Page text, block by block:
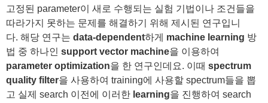
고정된 parameter이 새로 수행되는 실험 기법이나 조건들을
따라가지 못하는 문제를 해결하기 위해 제시된 연구입니
다. 해당 연구는 data-dependent하게 machine learning 방
법 중 하나인 support vector machine을 이용하여
parameter optimization을 한 연구인데요. 이때 spectrum
quality filter을 사용하여 training에 사용할 spectrum들을 뽑
고 실제 search 이전에 이러한 learning을 진행하여 search